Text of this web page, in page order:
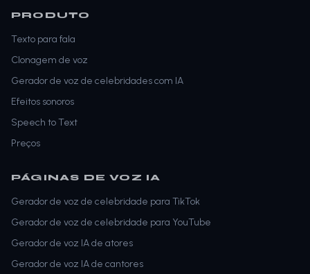
PRODUTO
Texto para fala
Clonagem de voz
Gerador de voz de celebridades com IA
Efeitos sonoros
Speech to Text
Preços
PÁGINAS DE VOZ IA
Gerador de voz de celebridade para TikTok
Gerador de voz de celebridade para YouTube
Gerador de voz IA de atores
Gerador de voz IA de cantores